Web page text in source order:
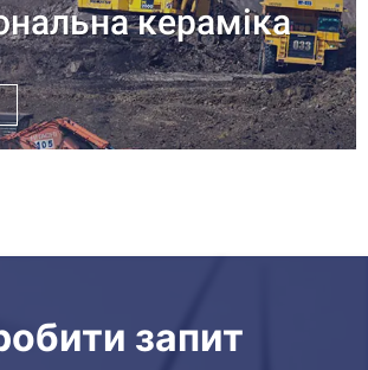
кераміка
запит